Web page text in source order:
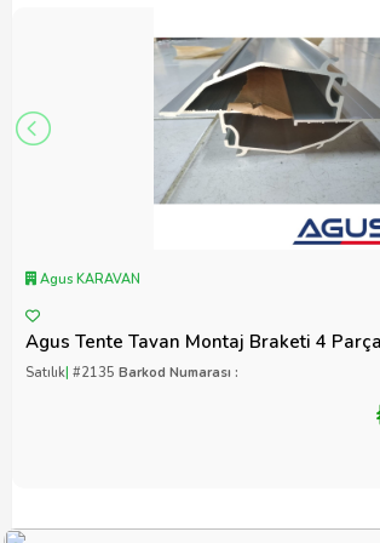
Agus KARAVAN
Agus Tente Tavan Montaj Braketi 4 Parça
Satılık| #2135 Barkod Numarası :